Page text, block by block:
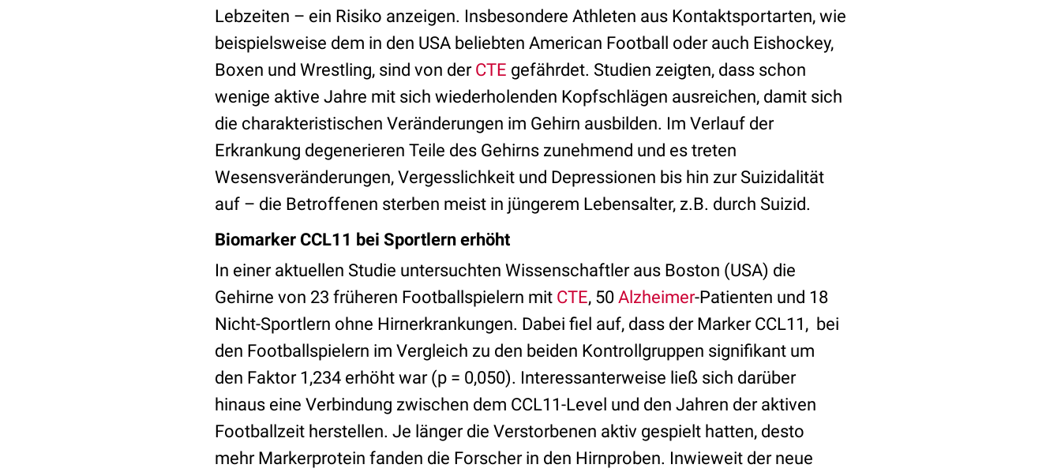
Lebzeiten – ein Risiko anzeigen. Insbesondere Athleten aus Kontaktsportarten, wie
beispielsweise dem in den USA beliebten American Football oder auch Eishockey,
Boxen und Wrestling, sind von der CTE gefährdet. Studien zeigten, dass schon
wenige aktive Jahre mit sich wiederholenden Kopfschlägen ausreichen, damit sich
die charakteristischen Veränderungen im Gehirn ausbilden. Im Verlauf der
Erkrankung degenerieren Teile des Gehirns zunehmend und es treten
Wesensveränderungen, Vergesslichkeit und Depressionen bis hin zur Suizidalität
auf – die Betroffenen sterben meist in jüngerem Lebensalter, z.B. durch Suizid.
Biomarker CCL11 bei Sportlern erhöht
In einer aktuellen Studie untersuchten Wissenschaftler aus Boston (USA) die
Gehirne von 23 früheren Footballspielern mit CTE, 50 Alzheimer-Patienten und 18
Nicht-Sportlern ohne Hirnerkrankungen. Dabei fiel auf, dass der Marker CCL11, bei
den Footballspielern im Vergleich zu den beiden Kontrollgruppen signifikant um
den Faktor 1,234 erhöht war (p = 0,050). Interessanterweise ließ sich darüber
hinaus eine Verbindung zwischen dem CCL11-Level und den Jahren der aktiven
Footballzeit herstellen. Je länger die Verstorbenen aktiv gespielt hatten, desto
mehr Markerprotein fanden die Forscher in den Hirnproben. Inwieweit der neue